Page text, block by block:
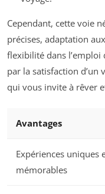
Cependant, cette voie
précises, adaptation
flexibilité dans l’emploi
par la satisfaction d’un
qui vous invite à rêver
Avantages
Expériences uniques
mémorables